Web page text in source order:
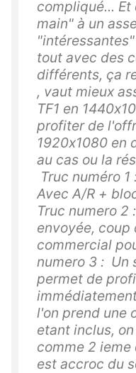
compliqué...
main" à un
tout avec des
différents, ça
, vaut mieux
TF1 en
profiter de
1920x1080 en
au cas ou la
Truc numéro
Avec A/R +
Truc numero
envoyée,
commercial
numero 3 : Un
permet de
l'on prend une
etant inclus,
comme 2
est accroc du